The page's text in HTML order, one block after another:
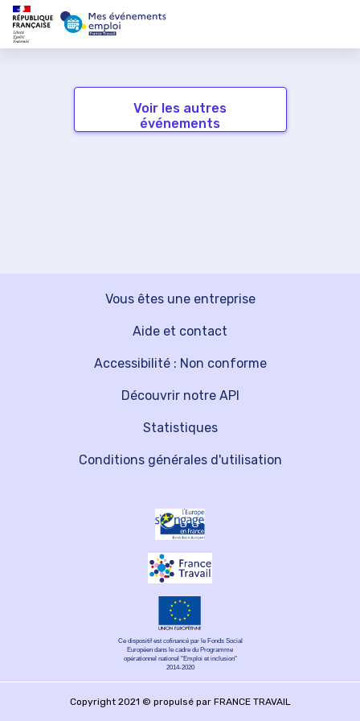
Voir les autres
événements
Vous êtes une entreprise
Découvrir notre API
Aide et contact
Statistiques
Accessibilité : Non conforme
Conditions générales d'utilisation
Ce dispositif est cofinancé par le Fonds Social
Européen dans le cadre du Programme
opérationnel national "Emploi et inclusion"
2014-2020
Copyright 2021 © propulsé par FRANCE TRAVAIL